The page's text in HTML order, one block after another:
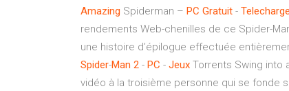
Amazing Spiderman – PC Gratuit -
rendements Web-chenilles de ce Spider-
une histoire d’épilogue effectuée
Spider-Man 2 - PC - Jeux Torrents Swing into
vidéo à la troisième personne qui se fonde